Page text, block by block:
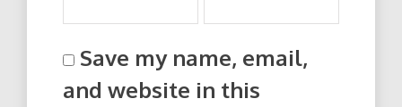
Save my name, email,
and website in this